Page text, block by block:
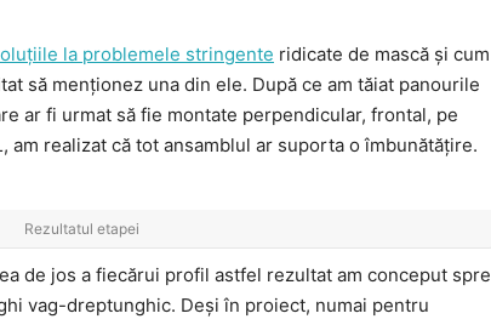
la problemele stringente ridicate de mască și cum
să menționez una din ele. După ce am tăiat panourile
ar fi urmat să fie montate perpendicular, frontal, pe
, am realizat că tot ansamblul ar suporta o îmbunătățire.
Rezultatul etapei
de jos a fiecărui profil astfel rezultat am conceput spre
vag-dreptunghic. Deși în proiect, numai pentru